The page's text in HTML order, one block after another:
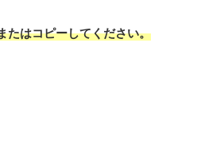
はコピーしてください。